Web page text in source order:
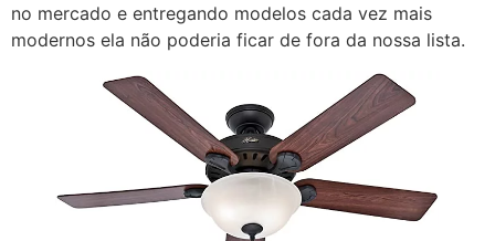
no mercado e entregando modelos cada vez mais
modernos ela não poderia ficar de fora da nossa lista.